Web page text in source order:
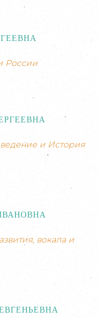
России
и История
вокала и